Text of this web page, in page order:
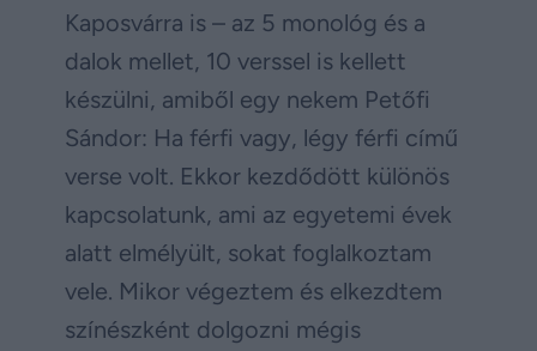
Kaposvárra is – az 5 monológ és a
dalok mellet, 10 verssel is kellett
készülni, amiből egy nekem Petőfi
Sándor: Ha férfi vagy, légy férfi című
verse volt. Ekkor kezdődött különös
kapcsolatunk, ami az egyetemi évek
alatt elmélyült, sokat foglalkoztam
vele. Mikor végeztem és elkezdtem
színészként dolgozni mégis